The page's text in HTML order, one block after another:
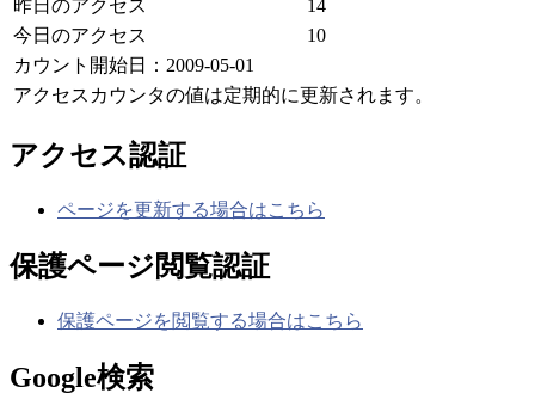
昨日のアクセス
14
今日のアクセス
10
カウント開始日：2009-05-01
アクセスカウンタの値は定期的に更新されます。
アクセス認証
ページを更新する場合はこちら
保護ページ閲覧認証
保護ページを閲覧する場合はこちら
Google検索